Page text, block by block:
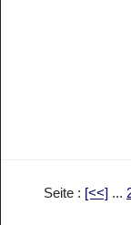
Seite : [<<] ...